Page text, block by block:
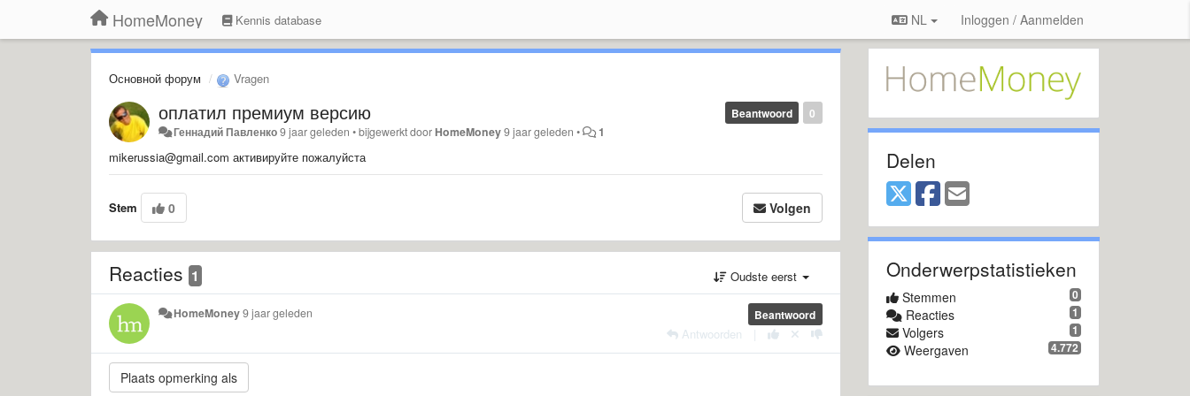
HomeMoney Kennis database NL Inloggen / Aanmelden
Основной форум Vragen
0
Beantwoord
оплатил премиум версию
Геннадий Павленко9 jaar geleden •bijgewerkt door HomeMoney9 jaar geleden • 1
mikerussia@gmail.com активируйте пожалуйста
Stem 0 Volgen
Reacties 1 Oudste eerst
Beantwoord
HomeMoney9 jaar geleden
Antwoorden
Delen
Onderwerpstatistieken
0
Stemmen
1
Reacties
1
Volgers
4.772
Weergaven